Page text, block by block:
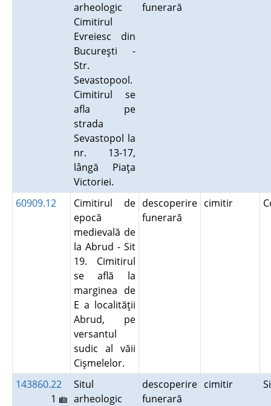
arheologic
Cimitirul
Evreiesc din
Bucureşti -
Str.
Sevastopool.
Cimitirul se
afla pe
strada
Sevastopol la
nr. 13-17,
lângă Piaţa
Victoriei.
funerară
60909.12
Cimitirul de
epocă
medievală de
la Abrud - Sit
19. Cimitirul
se află la
marginea de
E a localităţii
Abrud, pe
versantul
sudic al văii
Cişmelelor.
descoperire
funerară
cimitir
143860.22
1
Situl
arheologic
descoperire
funerară
cimitir